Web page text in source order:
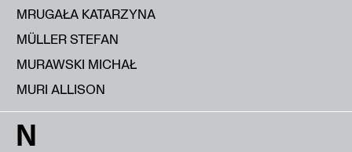
MRUGAŁA KATARZYNA
MÜLLER STEFAN
MURAWSKI MICHAŁ
MURI ALLISON
N